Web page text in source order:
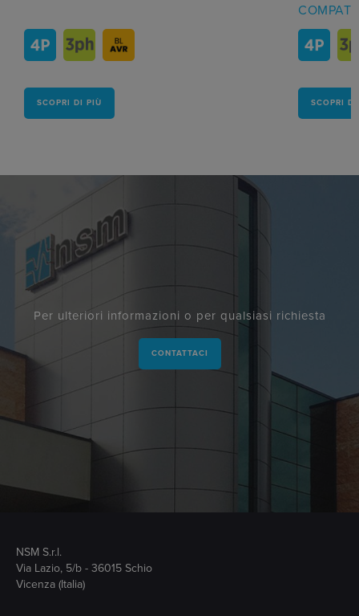
SCOPRI DI PIÙ SCOPRI
Per ulteriori informazioni o per qualsiasi richiesta
CONTATTACI
NSM S.r.l.
Via Lazio, 5/b - 36015 Schio
Vicenza (Italia)